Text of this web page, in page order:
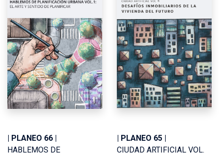
| PLANEO 66 |
HABLEMOS DE
| PLANEO 65 |
CIUDAD ARTIFICIAL VOL.